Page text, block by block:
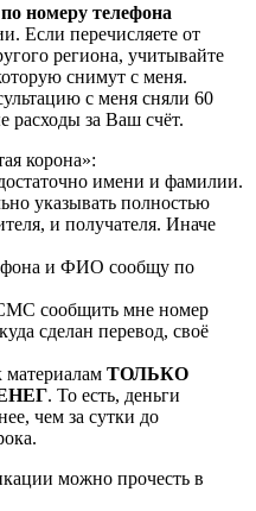
по номеру телефона
Если перечисляете от
региона, учитывайте
снимут с меня.
с меня сняли 60
расходы за Ваш счёт.
корона»:
имени и фамилии.
указывать полностью
и получателя. Иначе
и ФИО сообщу по
сообщить мне номер
сделан перевод, своё
ТОЛЬКО
. То есть, деньги
чем за сутки до
можно прочесть в